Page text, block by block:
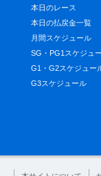
本日のレース
本日の払戻金一覧
月間スケジュール
SG・PG1スケジュ
G1・G2スケジュー
G3スケジュール